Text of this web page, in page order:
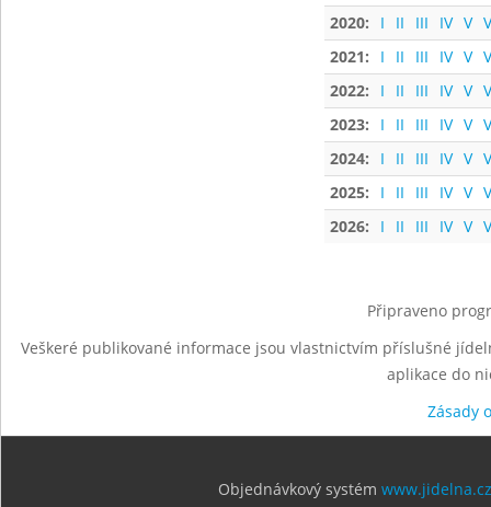
2020:
I II III IV V
2021:
I II III IV V
2022:
I II III IV V
2023:
I II III IV V
2024:
I II III IV V
2025:
I II III IV V
2026:
I II III IV V
Připraveno
Veškeré publikované informace jsou vlastnictvím příslušné
aplikace do
Zásady
Objednávkový systém www.jidelna.cz